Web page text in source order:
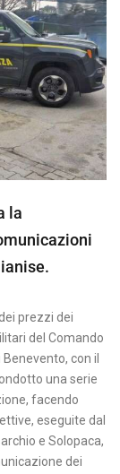
la
prezzi dei
del Comando
con il
una serie
facendo
eseguite dal
e Solopaca,
dei